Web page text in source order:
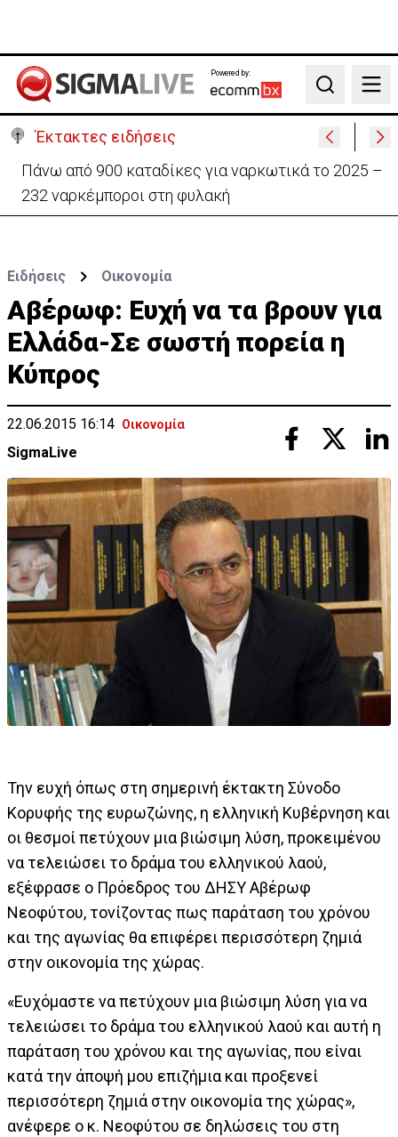
Powered by:
Search
Έκτακτες ειδήσεις
Θέλει να ξαναζωντανέψει την «Corner» o
Προύντζος - «Πληγώνει τις αναμνήσεις»
Ειδήσεις Οικονομία
Αβέρωφ: Ευχή να τα βρουν για
Ελλάδα-Σε σωστή πορεία η
Κύπρος
22.06.2015 16:14 Οικονομία
SigmaLive
Την ευχή όπως στη σημερινή έκτακτη Σύνοδο
Κορυφής της ευρωζώνης, η ελληνική Κυβέρνηση και
οι θεσμοί πετύχουν μια βιώσιμη λύση, προκειμένου
να τελειώσει το δράμα του ελληνικού λαού,
εξέφρασε ο Πρόεδρος του ΔΗΣΥ Αβέρωφ
Νεοφύτου, τονίζοντας πως παράταση του χρόνου
και της αγωνίας θα επιφέρει περισσότερη ζημιά
στην οικονομία της χώρας.
«Ευχόμαστε να πετύχουν μια βιώσιμη λύση για να
τελειώσει το δράμα του ελληνικού λαού και αυτή η
παράταση του χρόνου και της αγωνίας, που είναι
κατά την άποψή μου επιζήμια και προξενεί
περισσότερη ζημιά στην οικονομία της χώρας»,
ανέφερε ο κ. Νεοφύτου σε δηλώσεις του στη